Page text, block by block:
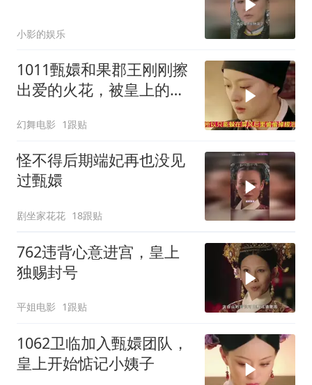
小影的娱乐
1011甄嬛和果郡王刚刚擦
出爱的火花，被皇上的到
幻舞电影 1跟贴
怪不得后期端妃再也没见
过甄嬛
剧坐家花花 18跟贴
762违背心意进宫，皇上
独赐封号
平姐电影 1跟贴
1062卫临加入甄嬛团队，
皇上开始惦记小姨子